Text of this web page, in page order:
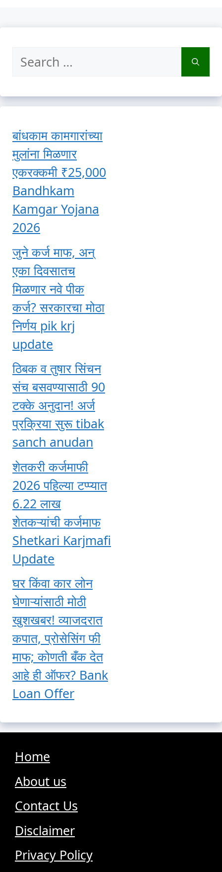
Search
बांधकाम कामगारांच्या
मुलांना मिळणार
एकरक्कमी ₹25,000
Bandhkam
Kamgar Yojana
2026
जुने कर्ज माफ, अन्
एका दिवसातच
मिळणार नवे पीक
कर्ज? सरकारचा मोठा
निर्णय pik krj
update
ठिबक व तुषार सिंचन
संच बसवण्यासाठी 90
टक्के अनुदान! अर्ज
प्रक्रिया सुरू tibak
sanch anudan
शेतकरी कर्जमाफी
2026 पहिल्या टप्प्यात
6.22 लाख
शेतकऱ्यांची कर्जमाफ
Shetkari Karjmafi
Update
घर किंवा कार लोन
घेणाऱ्यांसाठी मोठी
खुशखबर! व्याजदरात
कपात, प्रोसेसिंग फी
माफ; कोणती बँक देत
आहे ही ऑफर? Bank
Loan Offer
Home
About us
Contact Us
Disclaimer
Privacy Policy